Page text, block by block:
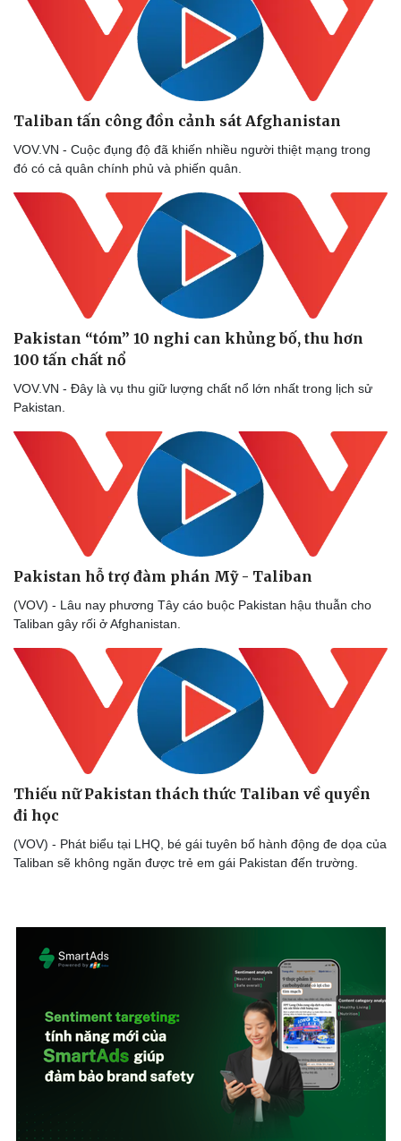
Thế giới thể thao
eSports
Hậu trường
Tư vấn
Taliban tấn công đồn cảnh sát Afghanistan
VOV.VN - Cuộc đụng độ đã khiến nhiều người thiệt mạng trong
đó có cả quân chính phủ và phiến quân.
Pakistan “tóm” 10 nghi can khủng bố, thu hơn
100 tấn chất nổ
VOV.VN - Đây là vụ thu giữ lượng chất nổ lớn nhất trong lịch sử
Pakistan.
Pakistan hỗ trợ đàm phán Mỹ - Taliban
(VOV) - Lâu nay phương Tây cáo buộc Pakistan hậu thuẫn cho
Taliban gây rối ở Afghanistan.
Thiếu nữ Pakistan thách thức Taliban về quyền
đi học
(VOV) - Phát biểu tại LHQ, bé gái tuyên bố hành động đe dọa của
Taliban sẽ không ngăn được trẻ em gái Pakistan đến trường.